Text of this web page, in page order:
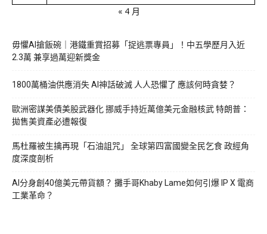
« 4 月
毋懼AI搶飯碗｜港鐵重賞招募「捉逃票專員」！中五學歷月入近
2.3萬 兼享過萬迎新獎金
1800萬桶油供應消失 AI神話破滅 人人恐懼了 應該何時貪婪？
歐洲密謀美債美股武器化 挪威手持近萬億美元金融核武 特朗普：
拋售美資產必遭報復
馬杜羅被生擒再現「石油詛咒」 全球第四富國變全民乞食 政經角
度深度剖析
AI分身創40億美元帶貨額？ 攤手哥Khaby Lame如何引爆 IP X 電商
工業革命？